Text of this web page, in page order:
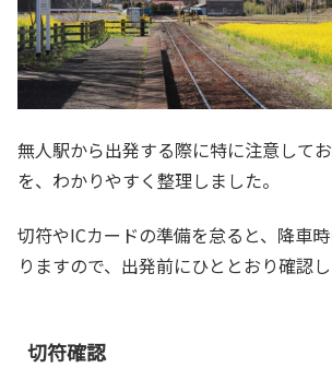
無人駅から出発する際に特に注意して
を、わかりやすく整理しました。
切符やICカードの準備を怠ると、降車
りますので、出発前にひととおり確認し
切符確認